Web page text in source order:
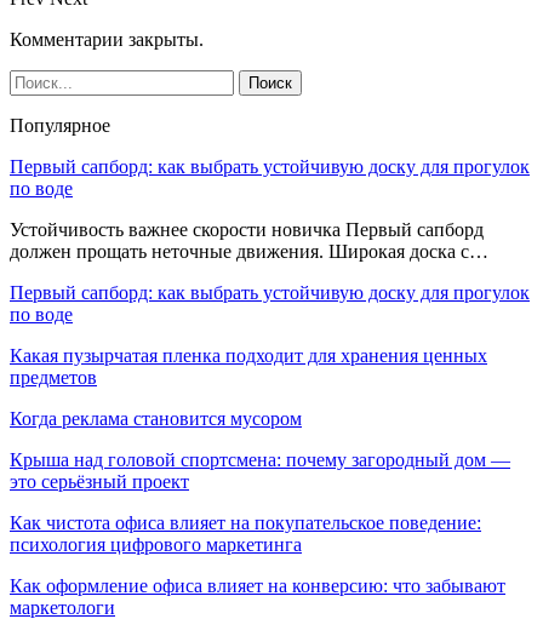
Комментарии закрыты.
Популярное
Первый сапборд: как выбрать устойчивую доску для прогулок
по воде
Устойчивость важнее скорости новичка Первый сапборд
должен прощать неточные движения. Широкая доска с…
Первый сапборд: как выбрать устойчивую доску для прогулок
по воде
Какая пузырчатая пленка подходит для хранения ценных
предметов
Когда реклама становится мусором
Крыша над головой спортсмена: почему загородный дом —
это серьёзный проект
Как чистота офиса влияет на покупательское поведение:
психология цифрового маркетинга
Как оформление офиса влияет на конверсию: что забывают
маркетологи